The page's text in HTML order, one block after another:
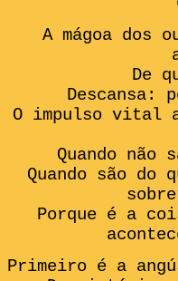
A mágoa dos
De
Descansa:
O impulso vital
Quando não
Quando são do
Porque é a
Primeiro é a